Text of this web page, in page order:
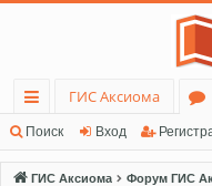
с
ы
ГИС Аксиома
о
ру
Поиск Вход
ГИС Аксиома Форум ГИС